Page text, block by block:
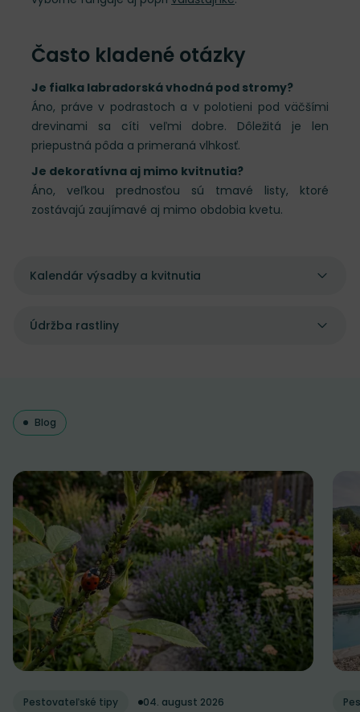
Často kladené otázky
Je fialka labradorská vhodná pod stromy?
Áno, práve v podrastoch a v polotieni pod väčšími
drevinami sa cíti veľmi dobre. Dôležitá je len
priepustná pôda a primeraná vlhkosť.
Je dekoratívna aj mimo kvitnutia?
Áno, veľkou prednosťou sú tmavé listy, ktoré
zostávajú zaujímavé aj mimo obdobia kvetu.
Kalendár výsadby a kvitnutia
Údržba rastliny
Blog
Pestovateľské tipy 04. august 2026